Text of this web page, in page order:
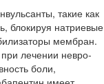
такие как
блокируя натриевые
мембран.
лечении невро­
боли,